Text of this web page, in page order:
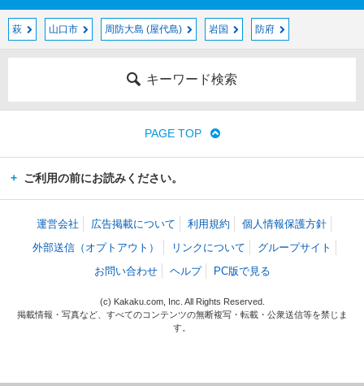
萩 山口市 周防大島 (屋代島) 岩国 防府
キーワード検索
PAGE TOP
ご利用の前にお読みください。
運営会社 広告掲載について 利用規約
個人情報保護方針
外部送信（オプトアウト）
リンクについて
グループサイト
お問い合わせ
ヘルプ PC版で見る
(c) Kakaku.com, Inc. All Rights Reserved.
掲載情報・写真など、すべてのコンテンツの無断複写・転載・公衆送信等を禁じま
す。